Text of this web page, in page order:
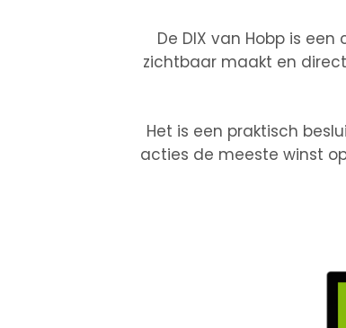
De DIX van Hobp is een
zichtbaar maakt en
Het is een praktisch
acties de meeste winst